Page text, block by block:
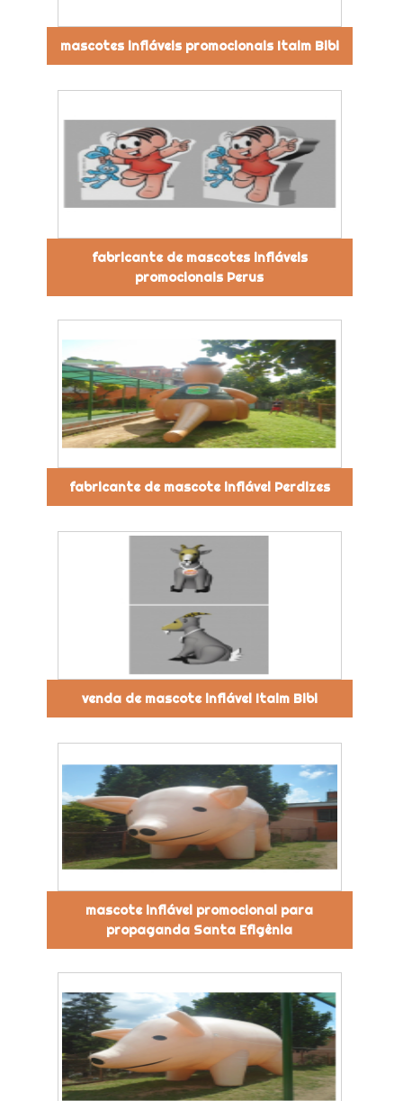
mascotes infláveis promocionais Itaim Bibi
fabricante de mascotes infláveis
promocionais Perus
fabricante de mascote inflável Perdizes
venda de mascote inflável Itaim Bibi
mascote inflável promocional para
propaganda Santa Efigênia